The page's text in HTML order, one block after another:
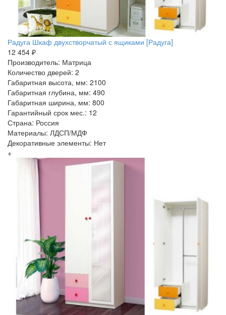
Радуга Шкаф двухстворчатый с ящиками [Радуга]
12 454 ₽
Производитель: Матрица
Количество дверей: 2
Габаритная высота, мм: 2100
Габаритная глубина, мм: 490
Габаритная ширина, мм: 800
Гарантийный срок мес.: 12
Страна: Россия
Материалы: ЛДСП/МДФ
Декоративные элементы: Нет
+